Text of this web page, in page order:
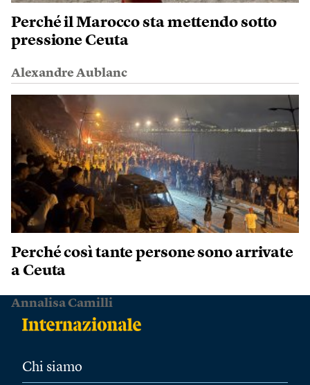
Perché il Marocco sta mettendo sotto
pressione Ceuta
Alexandre Aublanc
Perché così tante persone sono arrivate
a Ceuta
Annalisa Camilli
Chi siamo